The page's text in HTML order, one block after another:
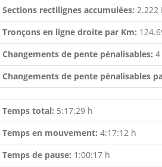
Sections rectilignes accumulées: 2.222
Tronçons en ligne droite par Km:
Changements de pente pénalisables: 4
Changements de pente pénalisables
Temps total: 5:17:29 h
Temps en mouvement: 4:17:12 h
Temps de pause: 1:00:17 h